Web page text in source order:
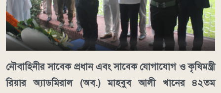
নৌবাহিনীর সাবেক প্রধান এবং সাবেক যোগাযোগ ও কৃষিমন্ত্রী
রিয়ার অ্যাডমিরাল (অব.) মাহবুব আলী খানের ৪২তম